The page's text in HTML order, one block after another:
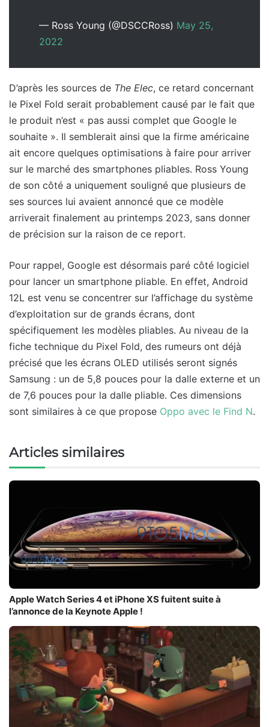
— Ross Young (@DSCCRoss) May 25,
2022
D’après les sources de The Elec, ce retard concernant
le Pixel Fold serait probablement causé par le fait que
le produit n’est « pas aussi complet que Google le
souhaite ». Il semblerait ainsi que la firme américaine
ait encore quelques optimisations à faire pour arriver
sur le marché des smartphones pliables. Ross Young
de son côté a uniquement souligné que plusieurs de
ses sources lui avaient annoncé que ce modèle
arriverait finalement au printemps 2023, sans donner
de précision sur la raison de ce report.
Pour rappel, Google est désormais paré côté logiciel
pour lancer un smartphone pliable. En effet, Android
12L est venu se concentrer sur l’affichage du système
d’exploitation sur de grands écrans, dont
spécifiquement les modèles pliables. Au niveau de la
fiche technique du Pixel Fold, des rumeurs ont déjà
précisé que les écrans OLED utilisés seront signés
Samsung : un de 5,8 pouces pour la dalle externe et un
de 7,6 pouces pour la dalle pliable. Ces dimensions
sont similaires à ce que propose Oppo avec le Find N.
Articles similaires
Apple Watch Series 4 et iPhone XS fuitent suite à
l’annonce de la Keynote Apple !